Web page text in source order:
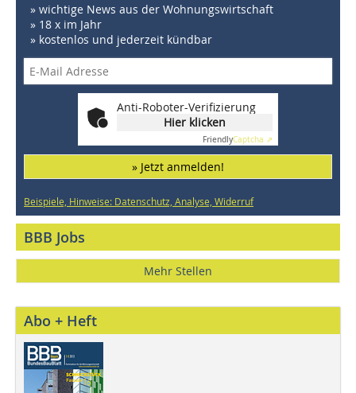
» wichtige News aus der Wohnungswirtschaft
» 18 x im Jahr
» kostenlos und jederzeit kündbar
Anti-Roboter-Verifizierung
Hier klicken
FriendlyCaptcha ⇗
» Jetzt anmelden!
Beispiele, Hinweise: Datenschutz, Analyse, Widerruf
BBB Jobs
Mehr Stellen
Abo + Heft